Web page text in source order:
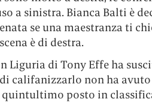
a sinistra. Bianca Balti è
se una maestranza ti
è di destra.
Liguria di Tony Effe ha
califanizzarlo non ha avuto
posto in